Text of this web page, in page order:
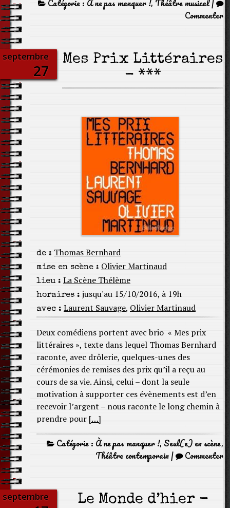
Catégorie : À ne pas manquer !, Théâtre musical|
Commenter
septembre
27
Mes Prix Littéraires
- ***
de : Thomas Bernhard
mise en scène : Olivier Martinaud
lieu : La Scène Thélème
horaires : jusqu'au 15/10/2016, à 19h
avec : Laurent Sauvage, Olivier Martinaud
Deux comédiens portent avec brio « Mes prix
littéraires », texte dans lequel Thomas Bernhard
raconte, avec drôlerie, quelques-unes des
cérémonies de remises des prix qu’il a reçu au
cours de sa vie. Ainsi, celui – dont la seule
motivation à supporter ces évènements est d’en
recevoir l’argent – nous raconte le long chemin à
prendre pour […]
Catégorie : À ne pas manquer !, Seul(e) en scène,
Théâtre contemporain| Commenter
septembre Le Monde d’hier -